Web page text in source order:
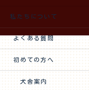
私たちについて
よくある質問
初めての方へ
犬舎案内